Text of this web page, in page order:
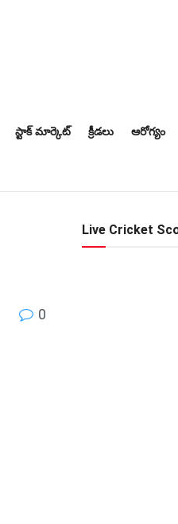
స్టాక్ మార్కెట్ క్రీడలు ఆరోగ్యం
0
Live Cricket